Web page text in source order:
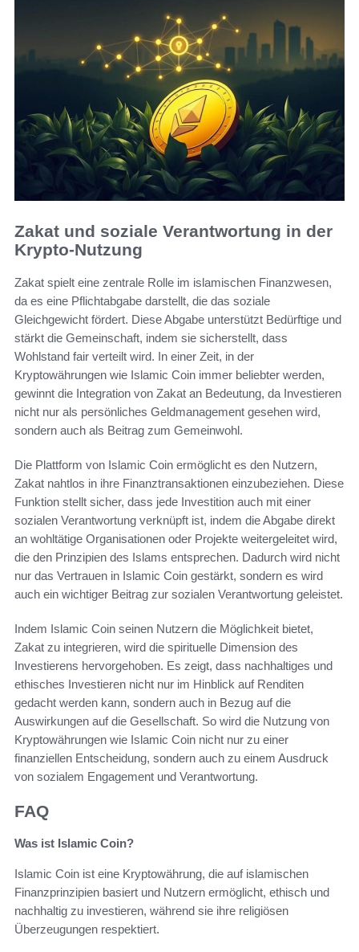
Zakat und soziale Verantwortung in der
Krypto-Nutzung
Zakat spielt eine zentrale Rolle im islamischen Finanzwesen,
da es eine Pflichtabgabe darstellt, die das soziale
Gleichgewicht fördert. Diese Abgabe unterstützt Bedürftige und
stärkt die Gemeinschaft, indem sie sicherstellt, dass
Wohlstand fair verteilt wird. In einer Zeit, in der
Kryptowährungen wie Islamic Coin immer beliebter werden,
gewinnt die Integration von Zakat an Bedeutung, da Investieren
nicht nur als persönliches Geldmanagement gesehen wird,
sondern auch als Beitrag zum Gemeinwohl.
Die Plattform von Islamic Coin ermöglicht es den Nutzern,
Zakat nahtlos in ihre Finanztransaktionen einzubeziehen. Diese
Funktion stellt sicher, dass jede Investition auch mit einer
sozialen Verantwortung verknüpft ist, indem die Abgabe direkt
an wohltätige Organisationen oder Projekte weitergeleitet wird,
die den Prinzipien des Islams entsprechen. Dadurch wird nicht
nur das Vertrauen in Islamic Coin gestärkt, sondern es wird
auch ein wichtiger Beitrag zur sozialen Verantwortung geleistet.
Indem Islamic Coin seinen Nutzern die Möglichkeit bietet,
Zakat zu integrieren, wird die spirituelle Dimension des
Investierens hervorgehoben. Es zeigt, dass nachhaltiges und
ethisches Investieren nicht nur im Hinblick auf Renditen
gedacht werden kann, sondern auch in Bezug auf die
Auswirkungen auf die Gesellschaft. So wird die Nutzung von
Kryptowährungen wie Islamic Coin nicht nur zu einer
finanziellen Entscheidung, sondern auch zu einem Ausdruck
von sozialem Engagement und Verantwortung.
FAQ
Was ist Islamic Coin?
Islamic Coin ist eine Kryptowährung, die auf islamischen
Finanzprinzipien basiert und Nutzern ermöglicht, ethisch und
nachhaltig zu investieren, während sie ihre religiösen
Überzeugungen respektiert.